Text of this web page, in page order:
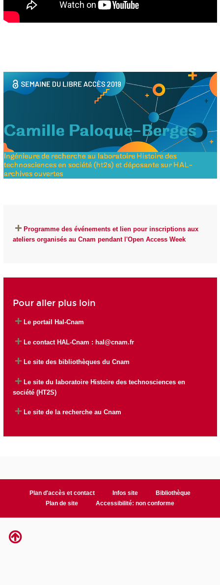
Programme des événements et lien pour inscriptions aux
ateliers organisés au Cnam pendant l'Open Access Week
Pour aller plus loin
Le portail Hal-Cnam
Le contact HAL-Cnam : hal@cnam.fr
Le site des bibliothèques du Cnam
Le site du laboratoire Histoire des technosciences en
société (HT2S)
Le site de la recherche au Cnam
Plan d'accès et contact Infos site
Bibliothèque
Plan de site
Accessibilité: non conforme